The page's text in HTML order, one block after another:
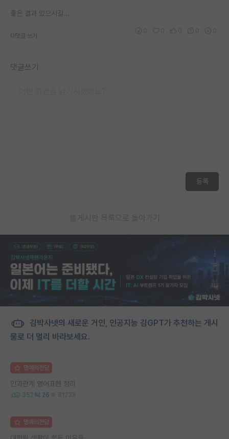
좋은 결과 있으시길...
대댓글 쓰기
댓글쓰기
등록
게시판 목록으로 돌아가기
김박사넷의 새로운 거인, 인공지능 김GPT가 추천하는 게시
물로 더 멀리 바라보세요.
명예의전당
인과관계 영어표현 정리
352 26 81238
명예의전당